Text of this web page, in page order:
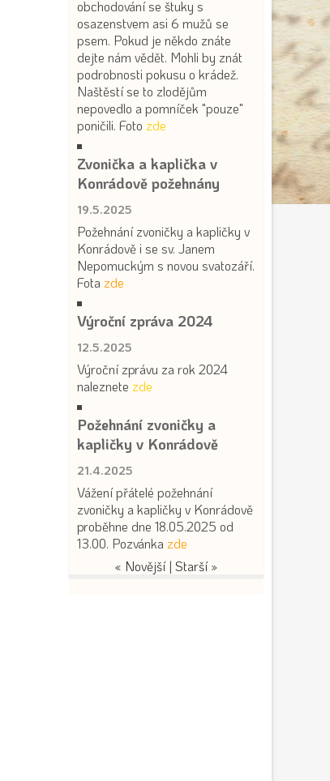
obchodování se štuky s
osazenstvem asi 6 mužů se
psem. Pokud je někdo znáte
dejte nám vědět. Mohli by znát
podrobnosti pokusu o krádež.
Naštěstí se to zlodějům
nepovedlo a pomníček "pouze"
poničili. Foto zde
Zvonička a kaplička v
Konrádově požehnány
19.5.2025
Požehnání zvoničky a kapličky v
Konrádově i se sv. Janem
Nepomuckým s novou svatozáří.
Fota zde
Výroční zpráva 2024
12.5.2025
Výroční zprávu za rok 2024
naleznete zde
Požehnání zvoničky a
kapličky v Konrádově
21.4.2025
Vážení přátelé požehnání
zvoničky a kapličky v Konrádově
proběhne dne 18.05.2025 od
13.00. Pozvánka zde
« Novější| Starší »